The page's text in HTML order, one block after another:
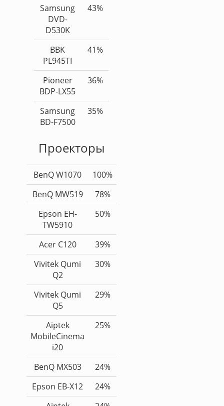
Samsung
DVD-
D530K
43%
BBK
PL945TI
41%
Pioneer
BDP-LX55
36%
Samsung
BD-F7500
35%
Проекторы
BenQ W1070
100%
BenQ MW519
78%
Epson EH-
TW5910
50%
Acer C120
39%
Vivitek Qumi
Q2
30%
Vivitek Qumi
Q5
29%
Aiptek
MobileCinema
i20
25%
BenQ MX503
24%
Epson EB-X12
24%